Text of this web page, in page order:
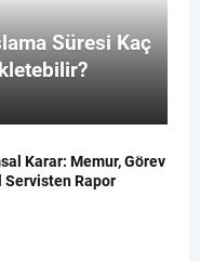
Süresi Kaç
Karar: Memur, Görev
Servisten Rapor